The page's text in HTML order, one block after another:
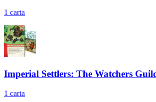
1 carta
Imperial Settlers: The Watchers
1 carta